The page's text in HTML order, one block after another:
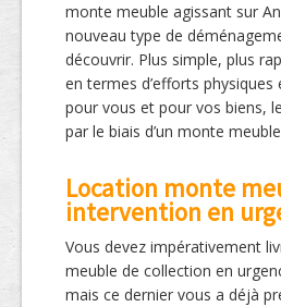
monte meuble agissant sur
nouveau type de
découvrir. Plus simple, plus
en termes d’efforts physiques
pour vous et pour vos biens,
par le biais d’un monte
Location monte
intervention en
Vous devez impérativement
meuble de collection en
mais ce dernier vous a déjà